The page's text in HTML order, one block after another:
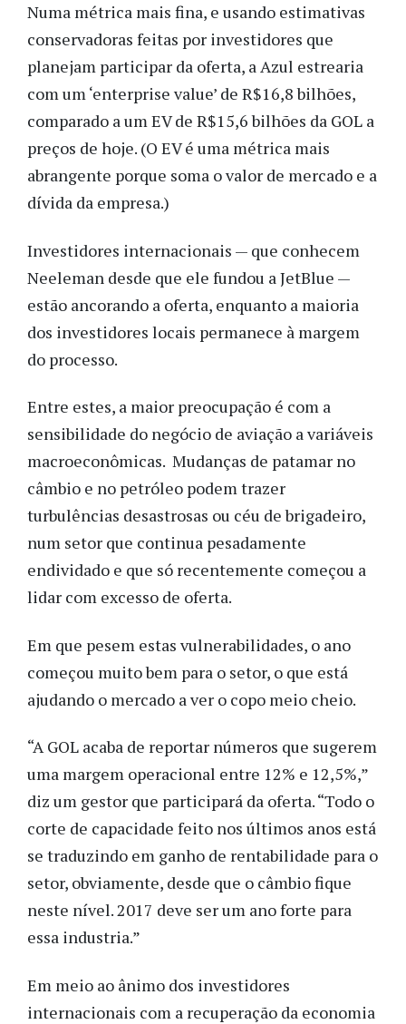
Numa métrica mais fina, e usando estimativas
conservadoras feitas por investidores que
planejam participar da oferta, a Azul estrearia
com um ‘enterprise value’ de R$16,8 bilhões,
comparado a um EV de R$15,6 bilhões da GOL a
preços de hoje. (O EV é uma métrica mais
abrangente porque soma o valor de mercado e a
dívida da empresa.)
Investidores internacionais — que conhecem
Neeleman desde que ele fundou a JetBlue —
estão ancorando a oferta, enquanto a maioria
dos investidores locais permanece à margem
do processo.
Entre estes, a maior preocupação é com a
sensibilidade do negócio de aviação a variáveis
macroeconômicas. Mudanças de patamar no
câmbio e no petróleo podem trazer
turbulências desastrosas ou céu de brigadeiro,
num setor que continua pesadamente
endividado e que só recentemente começou a
lidar com excesso de oferta.
Em que pesem estas vulnerabilidades, o ano
começou muito bem para o setor, o que está
ajudando o mercado a ver o copo meio cheio.
“A GOL acaba de reportar números que sugerem
uma margem operacional entre 12% e 12,5%,”
diz um gestor que participará da oferta. “Todo o
corte de capacidade feito nos últimos anos está
se traduzindo em ganho de rentabilidade para o
setor, obviamente, desde que o câmbio fique
neste nível. 2017 deve ser um ano forte para
essa industria.”
Em meio ao ânimo dos investidores
internacionais com a recuperação da economia